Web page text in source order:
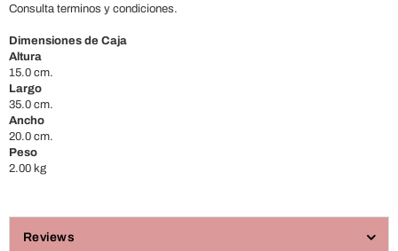
Consulta terminos y condiciones.
Dimensiones de Caja
Altura
15.0 cm.
Largo
35.0 cm.
Ancho
20.0 cm.
Peso
2.00 kg
Reviews